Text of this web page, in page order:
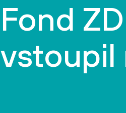
Fond
vstoupil